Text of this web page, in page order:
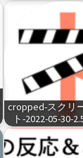
cropped-スクリ
ト-2022-05-30-